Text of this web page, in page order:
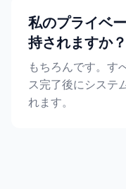
私のプライベ
持されますか？
もちろんです。す
ス完了後にシステ
れます。